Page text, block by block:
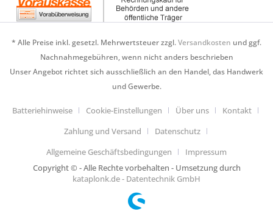
* Alle Preise inkl. gesetzl. Mehrwertsteuer zzgl.Versandkosten und ggf.
Nachnahmegebühren, wenn nicht anders beschrieben
Unser Angebot richtet sich ausschließlich an den Handel, das Handwerk
und Gewerbe.
Batteriehinweise Cookie-Einstellungen Über uns
Kontakt
Zahlung und Versand
Datenschutz
Allgemeine Geschäftsbedingungen
Impressum
Copyright © - Alle Rechte vorbehalten - Umsetzung durch
kataplonk.de - Datentechnik GmbH